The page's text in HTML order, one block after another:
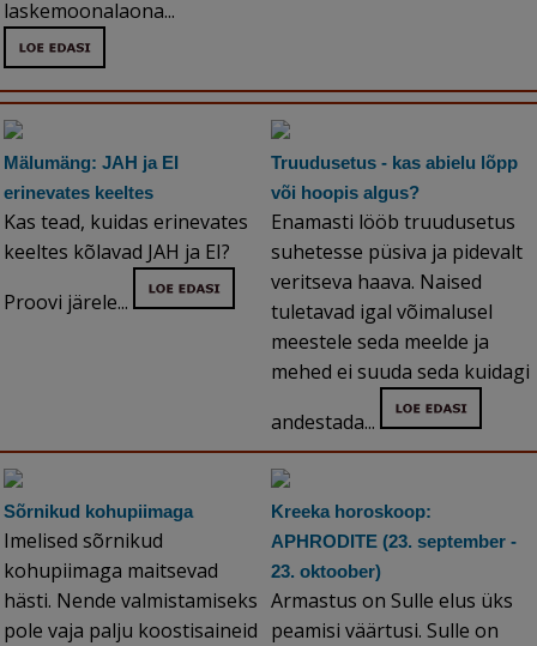
laskemoonalaona...
Mälumäng: JAH ja EI
erinevates keeltes
Kas tead, kuidas erinevates
keeltes kõlavad JAH ja EI?
Proovi järele...
Truudusetus - kas abielu lõpp
või hoopis algus?
Enamasti lööb truudusetus
suhetesse püsiva ja pidevalt
veritseva haava. Naised
tuletavad igal võimalusel
meestele seda meelde ja
mehed ei suuda seda kuidagi
andestada...
Sõrnikud kohupiimaga
Imelised sõrnikud
kohupiimaga maitsevad
hästi. Nende valmistamiseks
pole vaja palju koostisaineid
Kreeka horoskoop:
APHRODITE (23. september -
23. oktoober)
Armastus on Sulle elus üks
peamisi väärtusi. Sulle on